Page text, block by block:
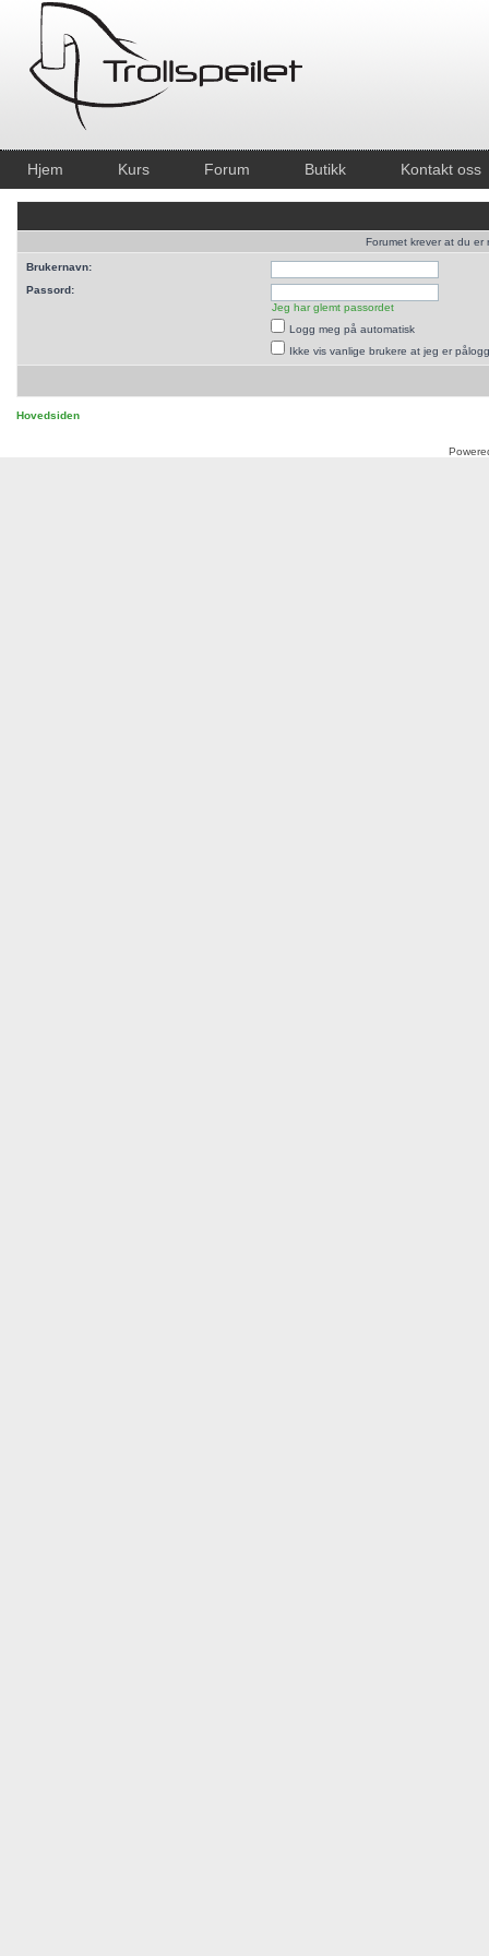
Hjem Kurs Forum Butikk Kontakt oss
Forumet krever at du er
Brukernavn:
Passord:
Jeg har glemt passordet
Logg meg på automatisk
Ikke vis vanlige brukere at jeg er
Hovedsiden